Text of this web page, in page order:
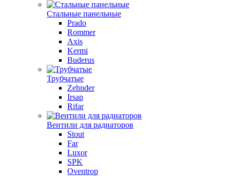
Стальные панельные
Prado
Rommer
Axis
Kermi
Buderus
Трубчатые
Zehnder
Irsap
Rifar
Вентили для радиаторов
Stout
Far
Luxor
SPK
Oventrop